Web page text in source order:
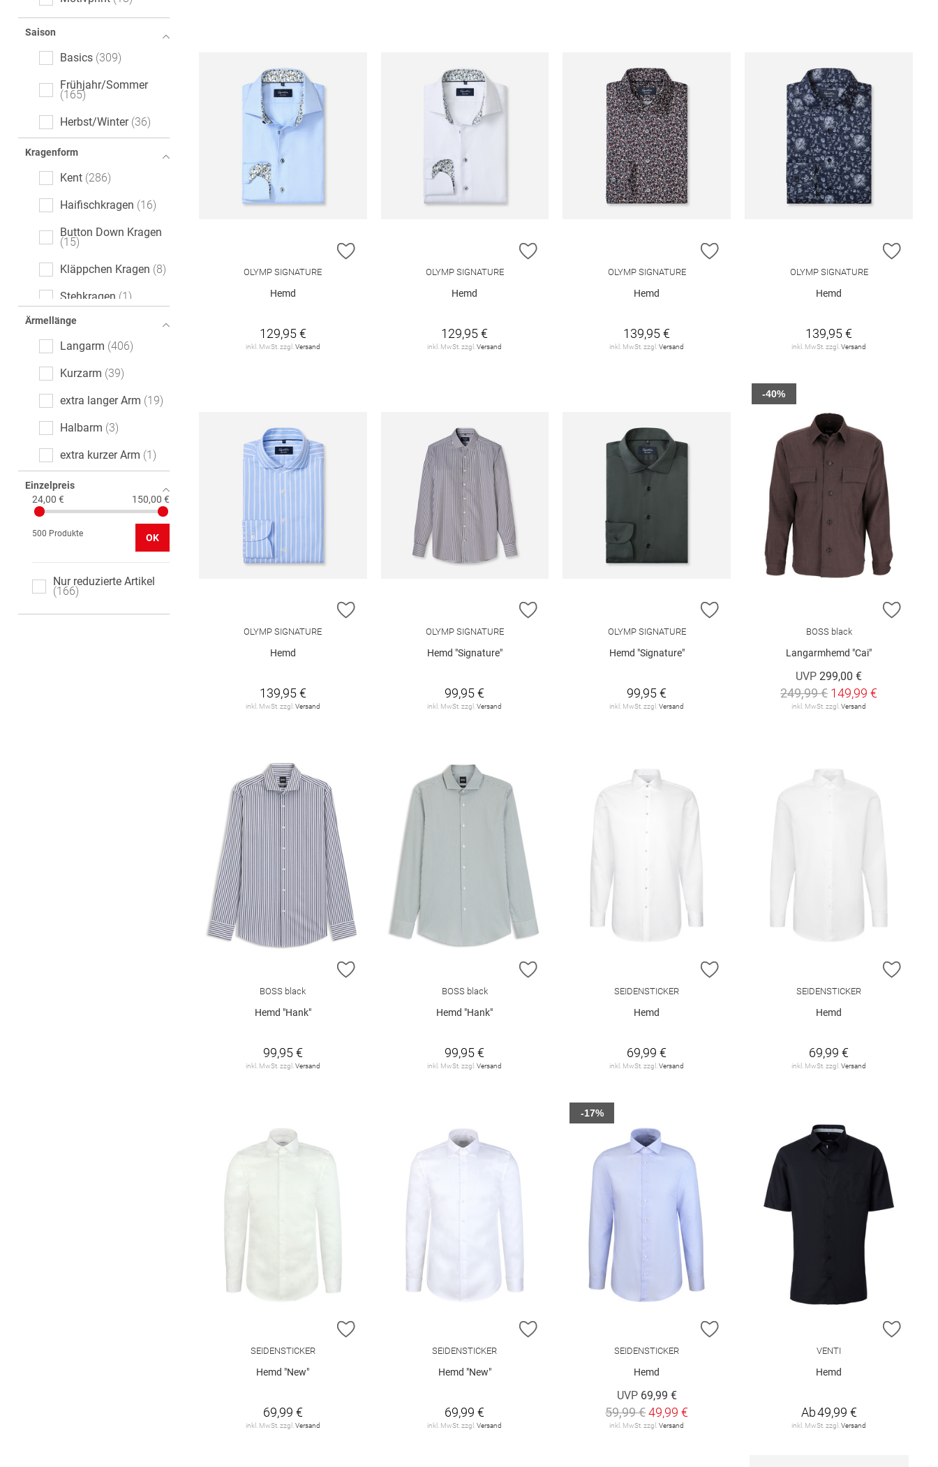
Super Slim Fit 1
melange 13
gepunktet 6
All-Over-Print (AOP)
Saison
Basics 309
Frühjahr/Sommer
165
Herbst/Winter 36
Kragenform
Kent 286
Haifischkragen 16
Button Down Kragen
15
Kläppchen Kragen 8
Stehkragen 1
Ärmellänge
Langarm 406
Kurzarm 39
extra langer Arm 19
Halbarm 3
extra kurzer Arm 1
Einzelpreis
24,00 €
150,00 €
500 Produkte OK
Nur reduzierte Artikel
166
ZUR WUNSCHLISTE HINZUFÜGEN
OLYMP SIGNATURE
Hemd
129,95 €
inkl. MwSt. zzgl. Versand
ZUR WUNSCHLISTE HINZUFÜGEN
OLYMP SIGNATURE
Hemd
129,95 €
inkl. MwSt. zzgl.Versand
OLYMP SIGNATURE
Hemd
139,95 €
inkl. MwSt. zzgl.Versand
ZUR
OLYMP SIGNATURE
Hemd
139,95 €
inkl. MwSt. zzgl.Versand
ZUR WUNSCHLISTE HINZUFÜGEN
OLYMP SIGNATURE
Hemd
139,95 €
inkl. MwSt. zzgl. Versand
ZUR WUNSCHLISTE HINZUFÜGEN
OLYMP SIGNATURE
Hemd "Signature"
99,95 €
inkl. MwSt. zzgl.Versand
OLYMP SIGNATURE
Hemd "Signature"
99,95 €
inkl. MwSt. zzgl.Versand
ZUR
BOSS black
Langarmhemd "Cai"
UVP 299,00 €
249,99 € 149,99 €
inkl. MwSt. zzgl.Versand
-40%
ZUR WUNSCHLISTE HINZUFÜGEN
BOSS black
Hemd "Hank"
99,95 €
inkl. MwSt. zzgl. Versand
ZUR WUNSCHLISTE HINZUFÜGEN
BOSS black
Hemd "Hank"
99,95 €
inkl. MwSt. zzgl.Versand
SEIDENSTICKER
Hemd
69,99 €
inkl. MwSt. zzgl.Versand
ZUR
SEIDENSTICKER
Hemd
69,99 €
inkl. MwSt. zzgl.Versand
ZUR WUNSCHLISTE HINZUFÜGEN
SEIDENSTICKER
Hemd "New"
69,99 €
inkl. MwSt. zzgl. Versand
ZUR WUNSCHLISTE HINZUFÜGEN
SEIDENSTICKER
Hemd "New"
69,99 €
inkl. MwSt. zzgl.Versand
SEIDENSTICKER
Hemd
UVP 69,99 €
59,99 €49,99 €
inkl. MwSt. zzgl.Versand
-17%
ZUR
VENTI
Hemd
Ab49,99 €
inkl. MwSt. zzgl.Versand